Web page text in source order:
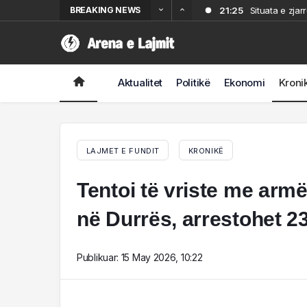
BREAKING NEWS 21:25
Situata e
Aktualitet Politikë Ekonomi
LAJMET E FUNDIT KRONIKË
Tentoi të vriste me
në Durrës, arrestohet
Publikuar: 15 May 2026, 10:22